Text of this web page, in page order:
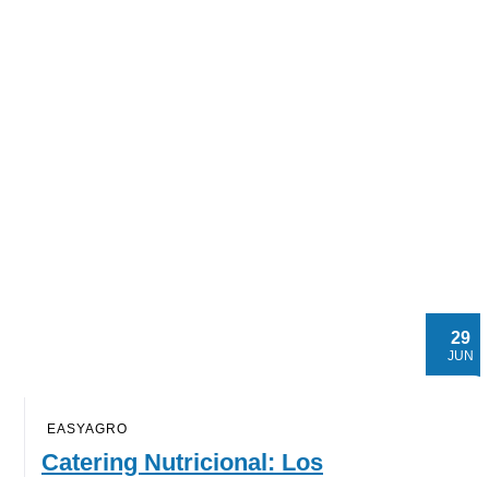
29
JUN
EASYAGRO
Catering Nutricional: Los